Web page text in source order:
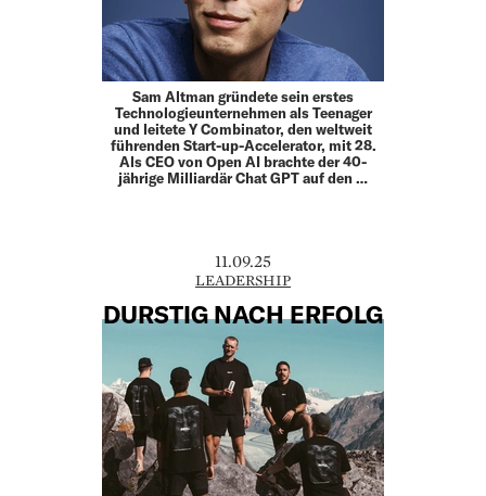
Sam Altman gründete sein erstes
Technologieunternehmen als Teenager
und leitete Y Combinator, den weltweit
führenden Start-up-­Accelerator, mit 28.
Als CEO von Open AI brachte der 40-
jährige Milliardär Chat GPT auf den …
11.09.25
LEADERSHIP
DURSTIG NACH ERFOLG